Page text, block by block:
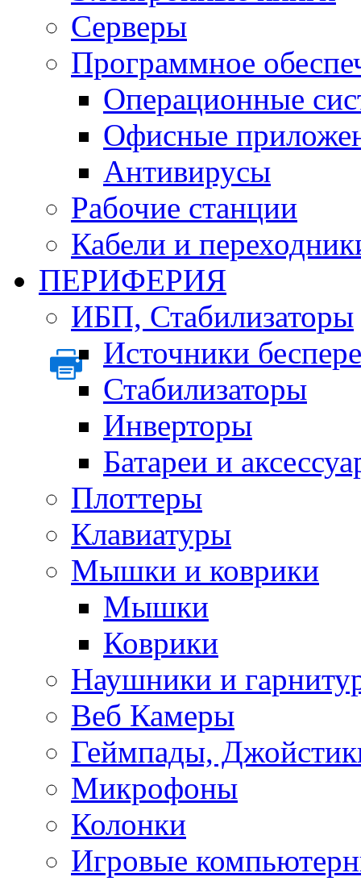
Серверы
Программное
Операционные
Офисные
Антивирусы
Рабочие станции
Кабели и
ПЕРИФЕРИЯ
ИБП, Стабилизаторы
Источники
Стабилизаторы
Инверторы
Батареи и
Плоттеры
Клавиатуры
Мышки и коврики
Мышки
Коврики
Наушники и
Веб Камеры
Геймпады,
Микрофоны
Колонки
Игровые